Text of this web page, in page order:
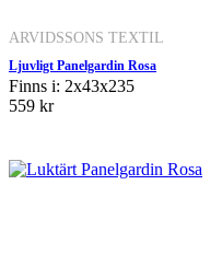
ARVIDSSONS TEXTIL
Ljuvligt Panelgardin Rosa
Finns i: 2x43x235
559 kr